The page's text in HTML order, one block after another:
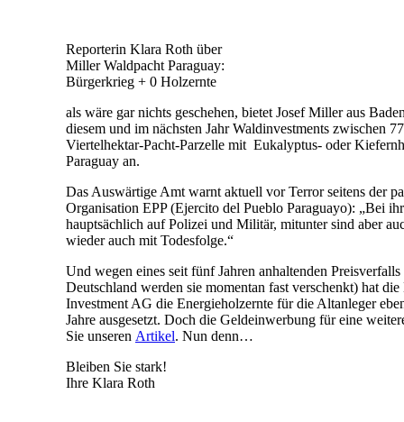
Reporterin Klara Roth über
Miller Waldpacht Paraguay:
Bürgerkrieg + 0 Holzernte
als wäre gar nichts geschehen, bietet Josef Miller aus
diesem und im nächsten Jahr Waldinvestments zwischen
Viertelhektar-Pacht-Parzelle mit Eukalyptus- oder
Paraguay an.
Das Auswärtige Amt warnt aktuell vor Terror seitens der
Organisation EPP (Ejercito del Pueblo Paraguayo): „Bei
hauptsächlich auf Polizei und Militär, mitunter sind aber
wieder auch mit Todesfolge.“
Und wegen eines seit fünf Jahren anhaltenden
Deutschland werden sie momentan fast verschenkt) hat
Investment AG die Energieholzernte für die Altanleger
Jahre ausgesetzt. Doch die Geldeinwerbung für eine
Sie unseren Artikel. Nun denn…
Bleiben Sie stark!
Ihre Klara Roth